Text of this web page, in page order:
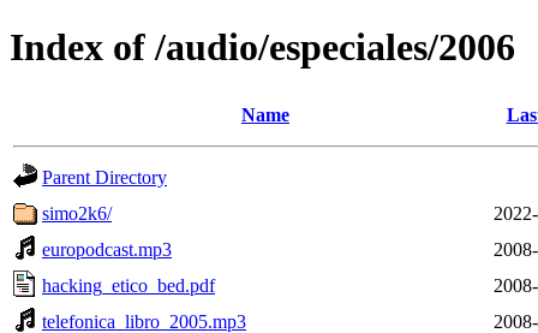
Index of /audio/especiales/2006
Name
Parent Directory
simo2k6/
europodcast.mp3
hacking_etico_bed.pdf
telefonica_libro_2005.mp3